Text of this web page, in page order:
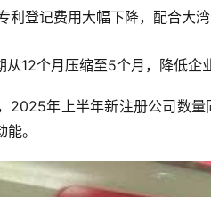
利登记费用大幅下降，配合大
从12个月压缩至5个月，降低企
2025年上半年新注册公司数
。